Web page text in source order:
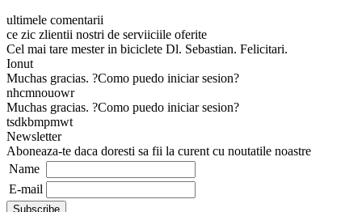
ultimele comentarii
ce zic zlientii nostri de serviiciile oferite
Cel mai tare mester in biciclete Dl. Sebastian. Felicitari.
Ionut
Muchas gracias. ?Como puedo iniciar sesion?
nhcmnouowr
Muchas gracias. ?Como puedo iniciar sesion?
tsdkbmpmwt
Newsletter
Aboneaza-te daca doresti sa fii la curent cu noutatile noastre
Name
E-mail